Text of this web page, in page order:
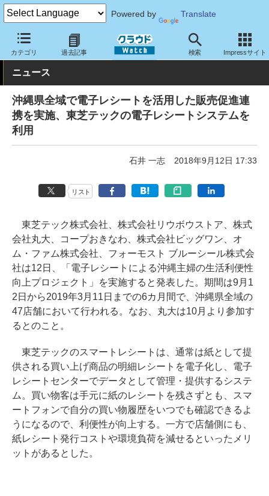
Powered by Translate
カテゴリ 過去記事 検索 Impressサイト
クラウド Watch トピック 研究開発 その他
ニュース
沖縄県全域で電子レシートを活用した販売促進連
携を実施、東芝テックの電子レシートシステムを
利用
石井 一志 2018年9月12日 17:33
リスト
東芝テック株式会社、株式会社リウボウストア、株式
会社丸大、コープおきなわ、株式会社ビッグワン、オ
ム・ファム株式会社、フォーモスト ブルーシール株式会
社は12日、「電子レシートによる沖縄主婦の生活利便性
向上プロジェクト」を実施すると発表した。期間は9月1
2日から2019年3月11日までの6カ月間で、沖縄県全域の
47店舗において行われる。なお、丸大は10月より参加す
るとのこと。
東芝テックのスマートレシートは、通常は紙として提
供される買い上げ商品の明細レシートを電子化し、電子
レシートセンターでデータとして管理・提供するシステ
ム。買い物客は手元に紙のレシートを残さずとも、スマ
ートフォンで自分の買い物履歴をいつでも確認できるよ
うになるので、利便性が向上する。一方で店舗側にも、
紙レシート発行コストや環境負荷を減せるといったメリ
ットがあるとした。